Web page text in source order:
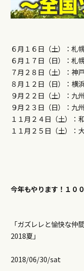
６月１６日（土）：札
６月１７日（日）：札
７月２８日（土）：神
８月１２日（日）：横
９月２２日（土）：九
９月２３日（日）：九
１１月２４日（土）：
１１月２５日（土）：
今年もやります！１０
「ガズレレと愉快な仲
2018夏」
2018/06/30/sat